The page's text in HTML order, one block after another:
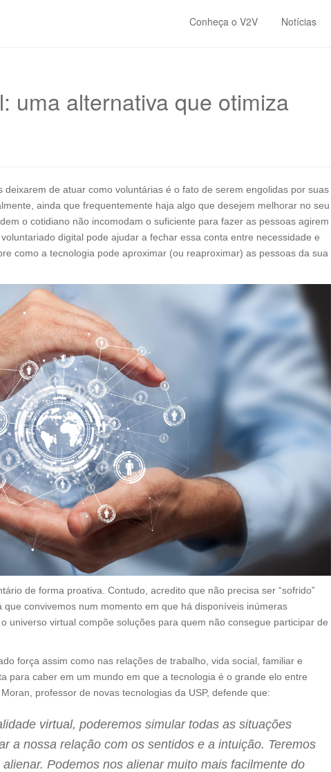
Conheça o V2V Notícias
uma alternativa que otimiza
de atuar como voluntárias é o fato de serem engolidas por suas
ainda que frequentemente haja algo que desejem melhorar no seu
o cotidiano não incomodam o suficiente para fazer as pessoas agirem
digital pode ajudar a fechar essa conta entre necessidade e
como a tecnologia pode aproximar (ou reaproximar) as pessoas da sua
de forma proativa. Contudo, acredito que não precisa ser “sofrido”
convivemos num momento em que há disponíveis inúmeras
universo virtual compõe soluções para quem não consegue participar de
força assim como nas relações de trabalho, vida social, familiar e
para caber em um mundo em que a tecnologia é o grande elo entre
professor de novas tecnologias da USP, defende que:
virtual, poderemos simular todas as situações
a nossa relação com os sentidos e a intuição. Teremos
Podemos nos alienar muito mais facilmente do